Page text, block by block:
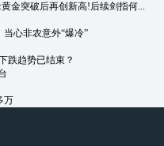
金突破后再创新高!后续剑指何...
心非农意外“爆冷”
跌趋势已结束？
万